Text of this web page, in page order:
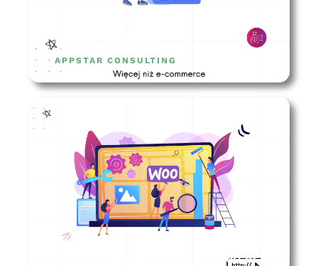
bramkę płatności?
APPSTAR CONSULTING
Jak przyspieszyć WooCommerce?